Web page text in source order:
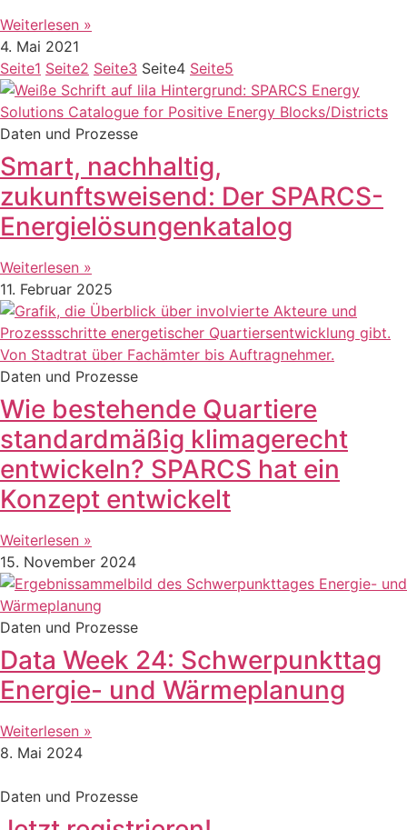
Weiterlesen »
4. Mai 2021
Seite1 Seite2 Seite3 Seite4 Seite5
Daten und Prozesse
Smart, nachhaltig,
zukunftsweisend: Der SPARCS-
Energielösungenkatalog
Weiterlesen »
11. Februar 2025
Daten und Prozesse
Wie bestehende Quartiere
standardmäßig klimagerecht
entwickeln? SPARCS hat ein
Konzept entwickelt
Weiterlesen »
15. November 2024
Daten und Prozesse
Data Week 24: Schwerpunkttag
Energie- und Wärmeplanung
Weiterlesen »
8. Mai 2024
Daten und Prozesse